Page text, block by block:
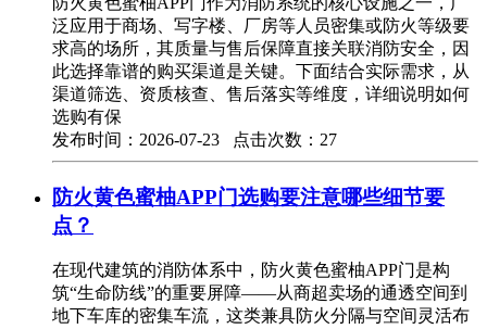
泛应用于商场、写字楼、厂房等人员密集或防火等级要
求高的场所，其质量与售后保障直接关联消防安全，因
此选择靠谱的购买渠道是关键。下面结合实际需求，从
渠道筛选、资质核查、售后落实等维度，详细说明如何
选购有保
发布时间：2026-07-23 点击次数：27
防火黄色蜜柚APP门选购要注意哪些细节要
点？
在现代建筑的消防体系中，防火黄色蜜柚APP门是构
筑“生命防线”的重要屏障——从商超卖场的通透空间到
地下车库的密集车流，这类兼具防火分隔与空间灵活布